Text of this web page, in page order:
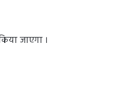
जाएगा ।